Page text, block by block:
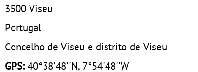
3500 Viseu
Portugal
Concelho de Viseu e distrito de Viseu
GPS:40°38'48''N, 7°54'48''W